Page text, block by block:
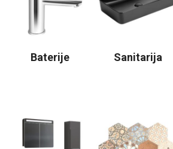
Baterije Sanitarija